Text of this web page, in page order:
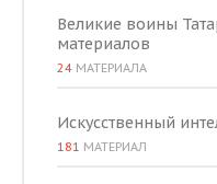
Великие воины
материалов
24 МАТЕРИАЛА
Искусственный
181 МАТЕРИАЛ